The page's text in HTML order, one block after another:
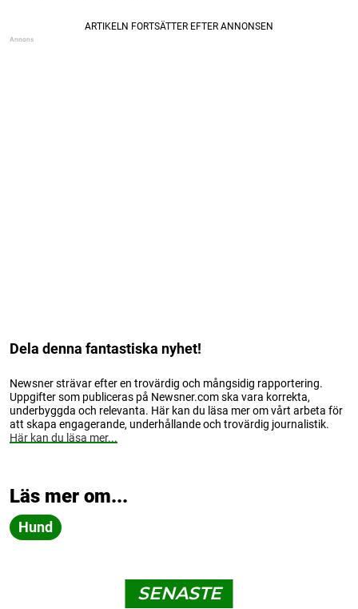
Dela denna fantastiska nyhet!
Newsner strävar efter en trovärdig och mångsidig rapportering.
Uppgifter som publiceras på Newsner.com ska vara korrekta,
underbyggda och relevanta. Här kan du läsa mer om vårt arbeta för
att skapa engagerande, underhållande och trovärdig journalistik.
Här kan du läsa mer...
Läs mer om...
Hund
SENASTE